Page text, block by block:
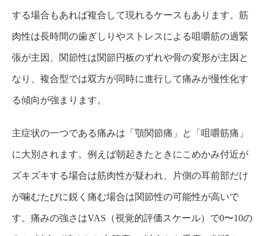
する場合もあれば複合して現れるケースもあります。筋
肉性は長時間の歯ぎしりやストレスによる咀嚼筋の過緊
張が主因、関節性は関節円板のずれや骨の変形が主因と
なり、複合型では双方が同時に進行して痛みが慢性化す
る傾向が強まります。
主症状の一つである痛みは「顎関節痛」と「咀嚼筋痛」
に大別されます。例えば朝起きたときにこめかみ付近が
ズキズキする場合は筋肉性が疑われ、片側の耳前部だけ
が噛むたびに鋭く痛む場合は関節性の可能性が高いで
す。痛みの強さはVAS（視覚的評価スケール）で0〜10の